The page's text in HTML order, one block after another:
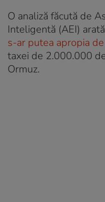
O analiză făcută de
Inteligentă (AEI)
s-ar putea apropia
taxei de 2.000.000
Ormuz.